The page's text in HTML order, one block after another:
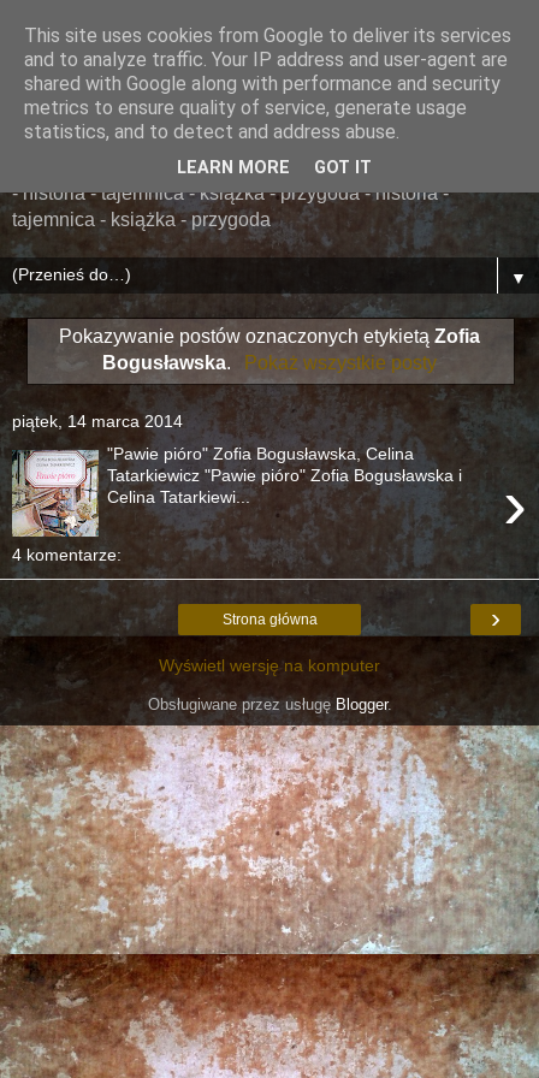
......... ZAPOMNIANA
BIBLIOTEKA ........
książka - przygoda - historia - tajemnica - książka - przygoda
- historia - tajemnica - książka - przygoda - historia -
tajemnica - książka - przygoda
▼
Pokazywanie postów oznaczonych etykietą Zofia
Bogusławska. Pokaż wszystkie posty
piątek, 14 marca 2014
›
"Pawie pióro" Zofia Bogusławska, Celina
Tatarkiewicz "Pawie pióro" Zofia Bogusławska i
Celina Tatarkiewi...
4 komentarze:
›
Strona główna
Wyświetl wersję na komputer
Obsługiwane przez usługę Blogger.
This site uses cookies from Google to deliver its services
and to analyze traffic. Your IP address and user-agent are
shared with Google along with performance and security
metrics to ensure quality of service, generate usage
statistics, and to detect and address abuse.
LEARN MORE GOT IT